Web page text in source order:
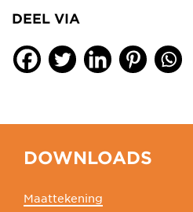
DEEL VIA
DOWNLOADS
Maattekening